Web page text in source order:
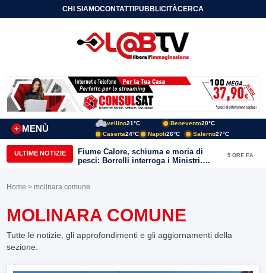
CHI SIAMOCONTATTIPUBBLICITÀCERCA
MENÙ
+
Avellino21°C Benevento20°C
Caserta24°C Napoli26°C Salerno27°C
ULTIME NOTIZIE
Fiume Calore, schiuma e moria di
pesci: Borrelli interroga i Ministri.
“Benevento paga l’assenza del
5 ORE FA
Home > molinara comune
MOLINARA COMUNE
Tutte le notizie, gli approfondimenti e gli aggiornamenti della
sezione.